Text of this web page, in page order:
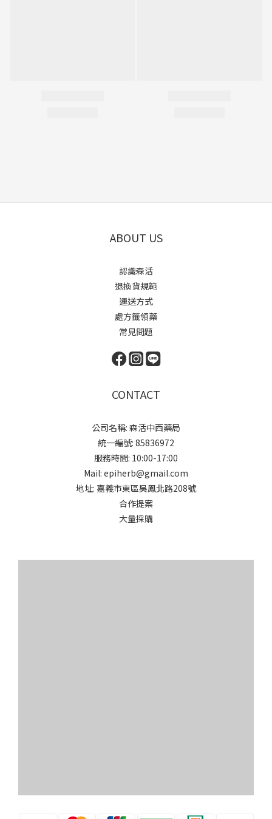
ABOUT US
認識森活
退換貨規範
運送方式
處方籤領藥
常見問題
CONTACT
公司名稱: 森活中西藥局
統一編號: 85836972
服務時間: 10:00-17:00
Mail: epiherb@gmail.com
地址: 嘉義市東區吳鳳北路208號
合作提案
大量採購